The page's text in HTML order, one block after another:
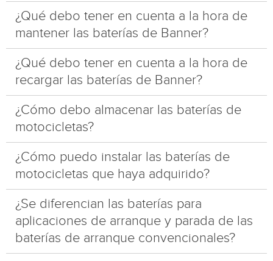
¿Qué debo tener en cuenta a la hora de
mantener las baterías de Banner?
¿Qué debo tener en cuenta a la hora de
recargar las baterías de Banner?
¿Cómo debo almacenar las baterías de
motocicletas?
¿Cómo puedo instalar las baterías de
motocicletas que haya adquirido?
¿Se diferencian las baterías para
aplicaciones de arranque y parada de las
baterías de arranque convencionales?